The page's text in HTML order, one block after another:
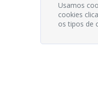
Usamos
cookies
os tipos de